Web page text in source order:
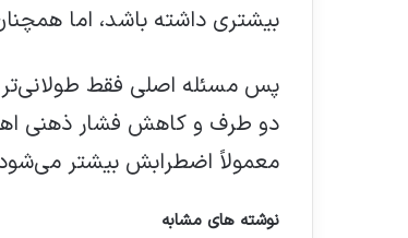
بیشتری داشته باشد، اما
پس مسئله اصلی فقط
دو طرف و کاهش فشار ذهنی
معمولاً اضطرابش بیشتر
نوشته های مشابه